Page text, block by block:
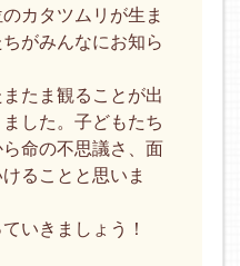
カタツムリが生ま
がみんなにお知ら
たま観ることが出
した。子どもたち
命の不思議さ、面
ることと思いま
いきましょう！